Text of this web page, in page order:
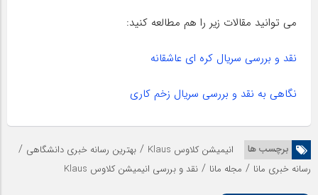
می توانید مقالات زیر را هم مطالعه کنید:
نقد و بررسی سریال کره ای عاشقانه
نگاهی به نقد و بررسی سریال زخم کاری
برچسب ها انیمیشن کلاوس Klaus / بهترین رسانه خبری دانشگاهی /
رسانه خبری مانا / مجله مانا / نقد و بررسی انیمیشن کلاوس Klaus